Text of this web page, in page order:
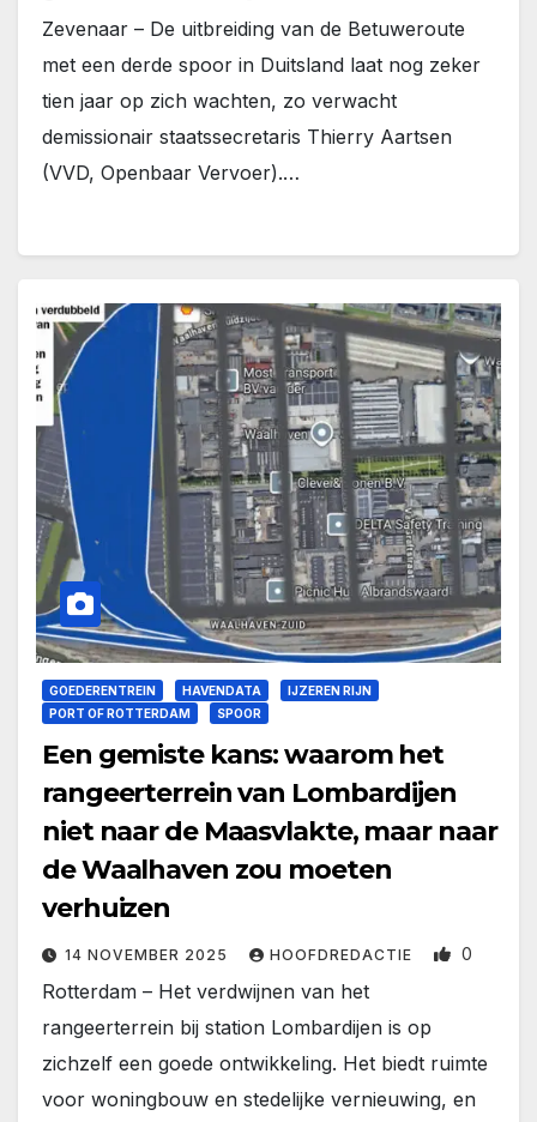
Zevenaar – De uitbreiding van de Betuweroute
met een derde spoor in Duitsland laat nog zeker
tien jaar op zich wachten, zo verwacht
demissionair staatssecretaris Thierry Aartsen
(VVD, Openbaar Vervoer).…
GOEDERENTREIN HAVENDATA
IJZEREN RIJN
PORT OF ROTTERDAM
SPOOR
Een gemiste kans: waarom het
rangeerterrein van Lombardijen
niet naar de Maasvlakte, maar naar
de Waalhaven zou moeten
verhuizen
14 NOVEMBER 2025 HOOFDREDACTIE 0
Rotterdam – Het verdwijnen van het
rangeerterrein bij station Lombardijen is op
zichzelf een goede ontwikkeling. Het biedt ruimte
voor woningbouw en stedelijke vernieuwing, en